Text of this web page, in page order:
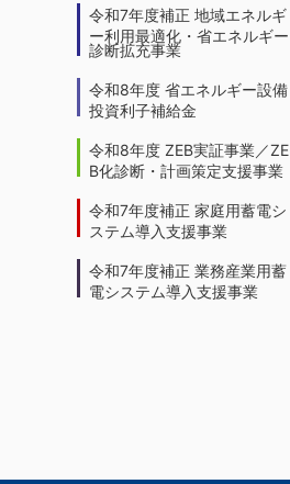
令和7年度補正 地域エネルギ
ー利用最適化・省エネルギー
診断拡充事業
令和8年度 省エネルギー設備
投資利子補給金
令和8年度 ZEB実証事業／ZE
B化診断・計画策定支援事業
令和7年度補正 家庭用蓄電シ
ステム導入支援事業
令和7年度補正 業務産業用蓄
電システム導入支援事業